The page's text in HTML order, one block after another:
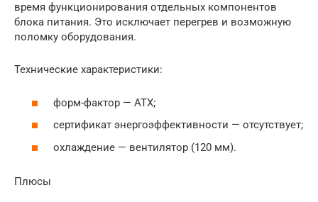
время функционирования отдельных компонентов
блока питания. Это исключает перегрев и возможную
поломку оборудования.
Технические характеристики:
форм-фактор — АТХ;
сертификат энергоэффективности — отсутствует;
охлаждение — вентилятор (120 мм).
Плюсы